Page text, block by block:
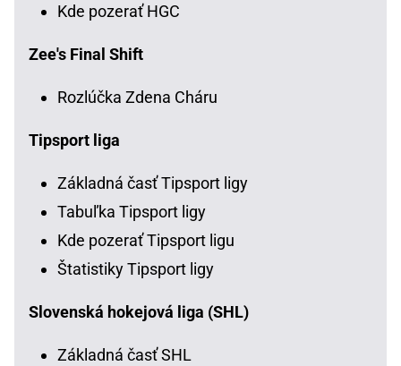
Kde pozerať HGC
Zee's Final Shift
Rozlúčka Zdena Cháru
Tipsport liga
Základná časť Tipsport ligy
Tabuľka Tipsport ligy
Kde pozerať Tipsport ligu
Štatistiky Tipsport ligy
Slovenská hokejová liga (SHL)
Základná časť SHL